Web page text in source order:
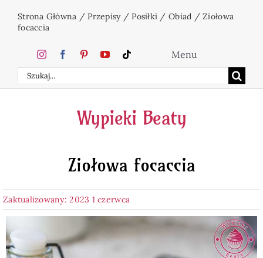
Strona Główna /Przepisy/Posiłki / Obiad /Ziołowa
focaccia
Szukaj
Menu
Home
Ciasta
Desery
Wypieki Beaty
Ziołowa focaccia
Zaktualizowany: 2023 1 czerwca